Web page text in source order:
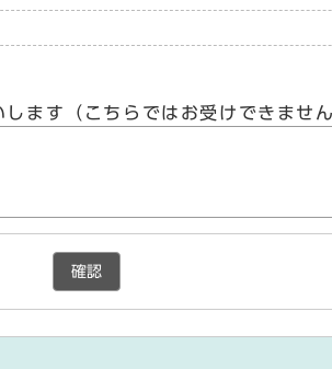
ます（こちらではお受けできませ
確認